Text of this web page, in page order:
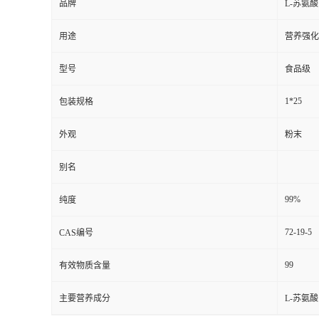
品牌 L-苏氨酸
用途 营养强
型号 食品级
包装规格 1*25
外观 粉末
别名
纯度 99%
CAS编号 72-19-5
有效物质含量 99
主要营养成分 L-苏氨酸